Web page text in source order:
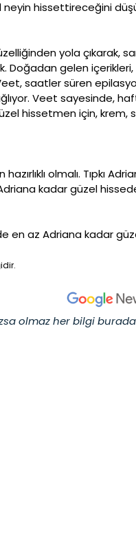
hissettireceğini
yola çıkarak,
Doğadan gelen
saatler süren
Veet sayesinde,
hissetmen için,
olmalı. Tıpkı
kadar güzel
en az Adriana kadar
olmaz her bilgi